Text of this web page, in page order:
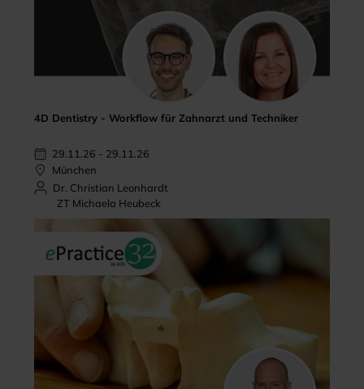
4D Dentistry - Workflow für Zahnarzt und Techniker
29.11.26 - 29.11.26
München
Dr. Christian Leonhardt
ZT Michaela Heubeck